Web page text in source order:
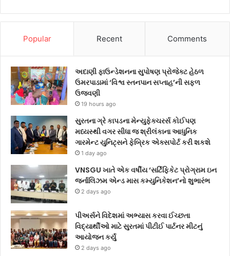
Popular Recent Comments
અદાણી ફાઉન્ડેશનના સુપોષણ પ્રોજેક્ટ હેઠળ
ઉમરપાડામાં ‘વિશ્વ સ્તનપાન સપ્તાહ’ની સફળ
ઉજવણી
19 hours ago
સુરતના ગ્રે કાપડના મેન્યુફેક્ચરર્સ કોઈપણ
મધ્યસ્થી વગર સીધા જ શ્રીલંકાના આધુનિક
ગારમેન્ટ યુનિટ્સને ફેબ્રિક એક્સપોર્ટ કરી શકશે
1 day ago
VNSGU ખાતે એક વર્ષીય ‘સર્ટિફિકેટ પ્રોગ્રામ ઇન
જર્નાલિઝમ એન્ડ માસ કમ્યુનિકેશન’નો શુભારંભ
2 days ago
પીઅર્સને વિદેશમાં અભ્યાસ કરવા ઈચ્છતા
વિદ્યાર્થીઓ માટે સુરતમાં પીટીઈ પાર્ટનર મીટનું
આયોજન કર્યું
2 days ago